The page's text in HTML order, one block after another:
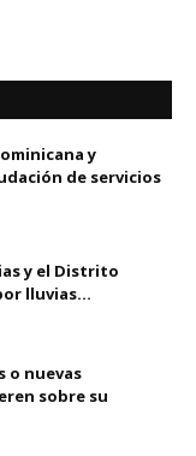
y
de servicios
y el Distrito
lluvias...
o nuevas
sobre su